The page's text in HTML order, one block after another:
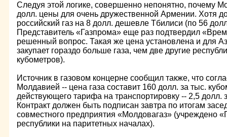
Следуя этой логике, совершенно непонятно, почему
долл. цены для очень дружественной Армении. Хотя
российский газ на 8 долл. дешевле Тбилиси (по 56
Представитель «Газпрома» еще раз подтвердил
решенный вопрос. Такая же цена установлена и для
закупает гораздо больше газа, чем две другие
кубометров).
Источник в газовом концерне сообщил также, что
Молдавией -- цена газа составит 160 долл. за тыс.
действующего тарифа на транспортировку -- 2,5 долл.
Контракт должен быть подписан завтра по итогам
совместного предприятия «Молдовагаз» (учреждено
республики на паритетных началах).